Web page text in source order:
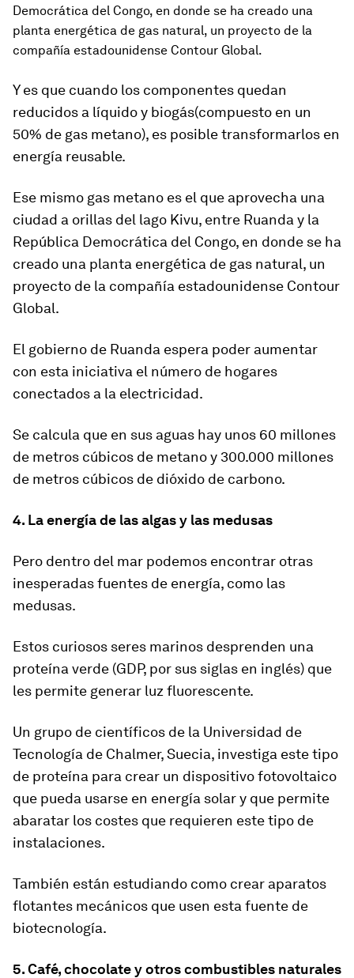
Democrática del Congo, en donde se ha creado una
planta energética de gas natural, un proyecto de la
compañía estadounidense Contour Global.
Y es que cuando los componentes quedan
reducidos a líquido y biogás(compuesto en un
50% de gas metano), es posible transformarlos en
energía reusable.
Ese mismo gas metano es el que aprovecha una
ciudad a orillas del lago Kivu, entre Ruanda y la
República Democrática del Congo, en donde se ha
creado una planta energética de gas natural, un
proyecto de la compañía estadounidense Contour
Global.
El gobierno de Ruanda espera poder aumentar
con esta iniciativa el número de hogares
conectados a la electricidad.
Se calcula que en sus aguas hay unos 60 millones
de metros cúbicos de metanoy 300.000 millones
de metros cúbicos de dióxido de carbono.
4. La energía de las algas y las medusas
Pero dentro del mar podemos encontrar otras
inesperadas fuentes de energía, como las
medusas.
Estos curiosos seres marinos desprenden una
proteína verde (GDP, por sus siglas en inglés) que
les permite generar luz fluorescente.
Un grupo de científicos de la Universidad de
Tecnología de Chalmer, Suecia, investiga este tipo
de proteína para crear un dispositivo fotovoltaico
que pueda usarse en energía solar y que permite
abaratar los costes que requieren este tipo de
instalaciones.
También están estudiando como crear aparatos
flotantes mecánicos que usen esta fuente de
biotecnología.
5. Café, chocolate y otros combustibles naturales